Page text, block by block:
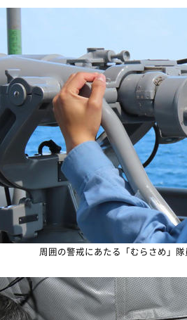
周囲の警戒にあたる「むらさめ」